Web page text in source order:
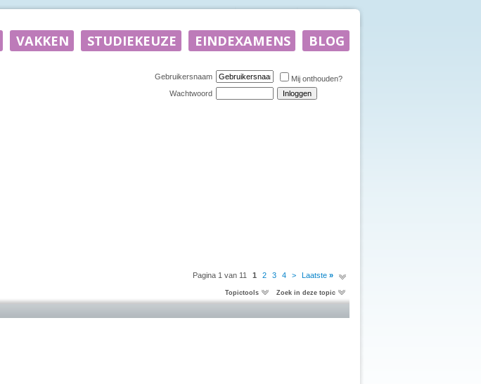
Gebruikersnaam
Mij onthouden?
Wachtwoord
Pagina 1 van 11 1 2 3 4 > Laatste »
Topictools Zoek in deze topic